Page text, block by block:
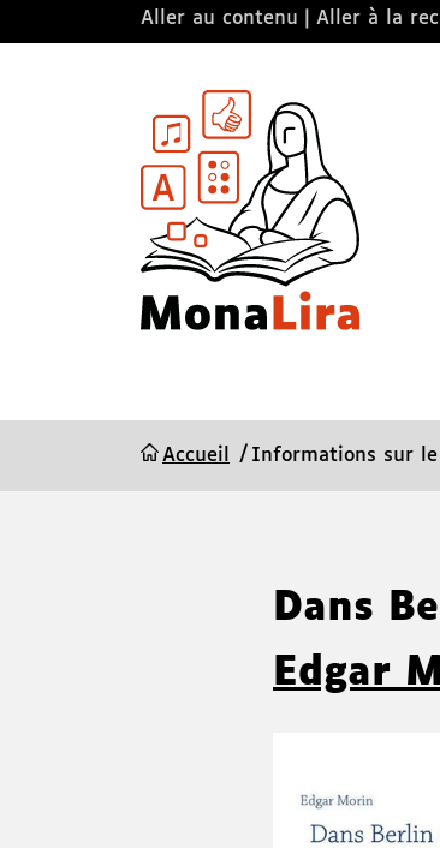
Aller au contenu Aller à la
Accueil Informations sur
Dans
Edgar